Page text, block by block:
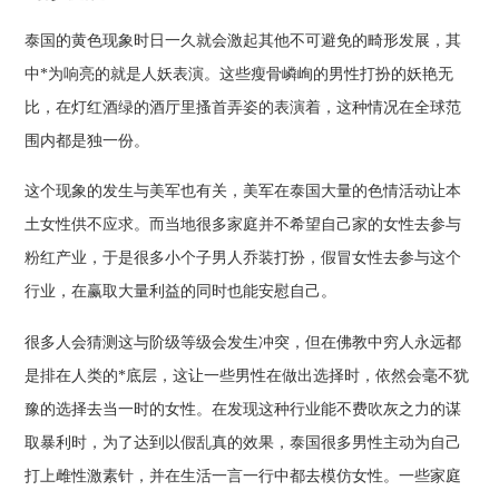
泰国的黄色现象时日一久就会激起其他不可避免的畸形发展，其
中*为响亮的就是人妖表演。这些瘦骨嶙峋的男性打扮的妖艳无
比，在灯红酒绿的酒厅里搔首弄姿的表演着，这种情况在全球范
围内都是独一份。
这个现象的发生与美军也有关，美军在泰国大量的色情活动让本
土女性供不应求。而当地很多家庭并不希望自己家的女性去参与
粉红产业，于是很多小个子男人乔装打扮，假冒女性去参与这个
行业，在赢取大量利益的同时也能安慰自己。
很多人会猜测这与阶级等级会发生冲突，但在佛教中穷人永远都
是排在人类的*底层，这让一些男性在做出选择时，依然会毫不犹
豫的选择去当一时的女性。在发现这种行业能不费吹灰之力的谋
取暴利时，为了达到以假乱真的效果，泰国很多男性主动为自己
打上雌性激素针，并在生活一言一行中都去模仿女性。一些家庭